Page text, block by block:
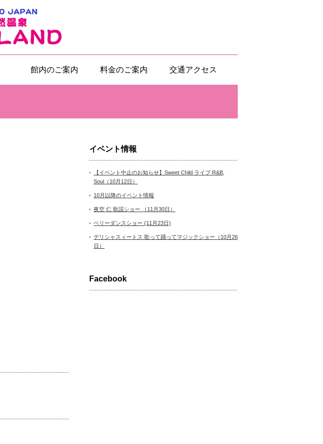
館内のご案内 料金のご案内 交通アクセス
イベント情報
【イベント中止のお知らせ】Sweet Child ライブ R&B,
Soul（10月12日）
10月以降のイベント情報
夜空 仁 歌謡ショー （11月30日）
ベリーダンスショー (11月23日)
デリシャスィートス 歌って踊ってマジックショー（10月26
日）
Facebook